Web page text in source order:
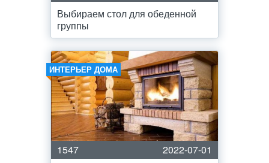
Выбираем стол для обеденной
группы
ИНТЕРЬЕР ДОМА
1547
2022-07-01